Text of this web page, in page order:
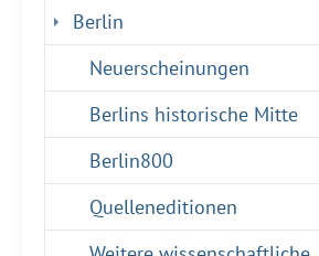
Berlin
Neuerscheinungen
Berlins historische Mitte
Berlin800
Quelleneditionen